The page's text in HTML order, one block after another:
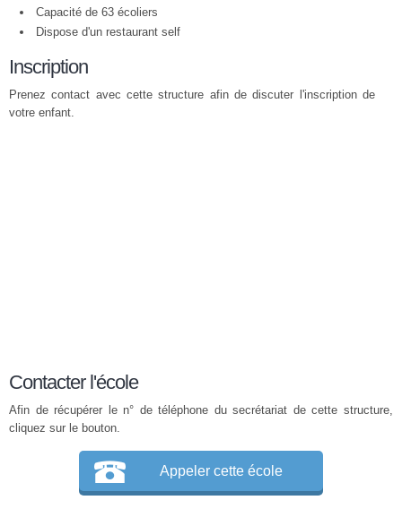
Capacité de 63 écoliers
Dispose d'un restaurant self
Inscription
Prenez contact avec cette structure afin de discuter l'inscription de
votre enfant.
Contacter l'école
Afin de récupérer le n° de téléphone du secrétariat de cette structure,
cliquez sur le bouton.
Appeler cette école